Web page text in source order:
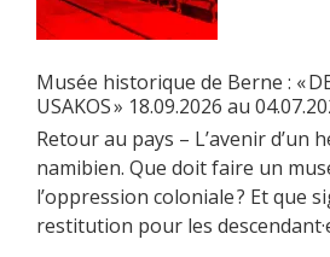
Musée historique de Berne : «
USAKOS » 18.09.2026 au
Retour au pays – L’avenir d’un
namibien. Que doit faire un
l’oppression coloniale ? Et que
restitution pour les